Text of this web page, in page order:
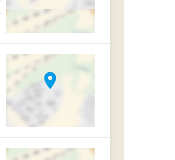
location_on